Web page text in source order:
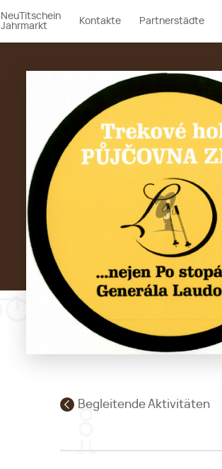
NeuTitschein
Jahrmarkt
Kontakte Partnerstädte
Begleitende Aktivitäten